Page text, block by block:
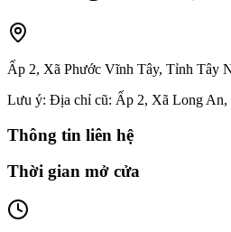
Ấp 2, Xã Phước Vĩnh Tây, Tỉnh Tây
Lưu ý: Địa chỉ cũ: Ấp 2, Xã Long
Thông tin liên hệ
Thời gian mở cửa